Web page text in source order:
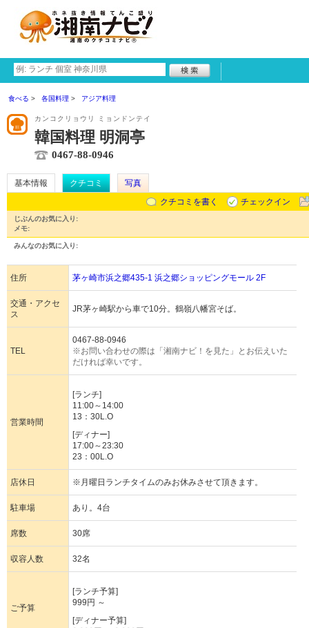
食べる 各国料理 アジア料理
カンコクリョウリ ミョンドンテイ
韓国料理 明洞亭
0467-88-0946
基本情報 クチコミ
写真
クチコミを書く
チェックイン
じぶんのお気に入り:
メモ:
みんなのお気に入り:
住所 茅ヶ崎市浜之郷435-1 浜之郷ショッピングモール 2F
交通・アクセ
ス
JR茅ヶ崎駅から車で10分。鶴嶺八幡宮そば。
TEL
0467-88-0946
※お問い合わせの際は「湘南ナビ！を見た」とお伝えいた
だければ幸いです。
営業時間
[ランチ]
11:00～14:00
13：30L.O
[ディナー]
17:00～23:30
23：00L.O
店休日 ※月曜日ランチタイムのみお休みさせて頂きます。
駐車場 あり。4台
席数 30席
収容人数 32名
ご予算
[ランチ予算]
999円 ～
[ディナー予算]